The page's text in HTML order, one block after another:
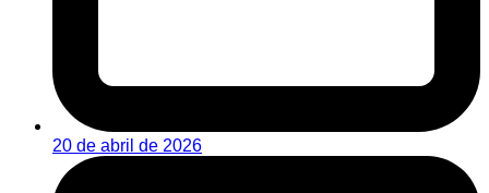
20 de abril de 2026